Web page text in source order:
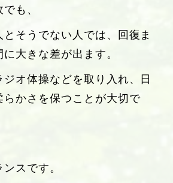
も、
そうでない人では、回復ま
大きな差が出ます。
オ体操などを取り入れ、日
かさを保つことが大切で
スです。